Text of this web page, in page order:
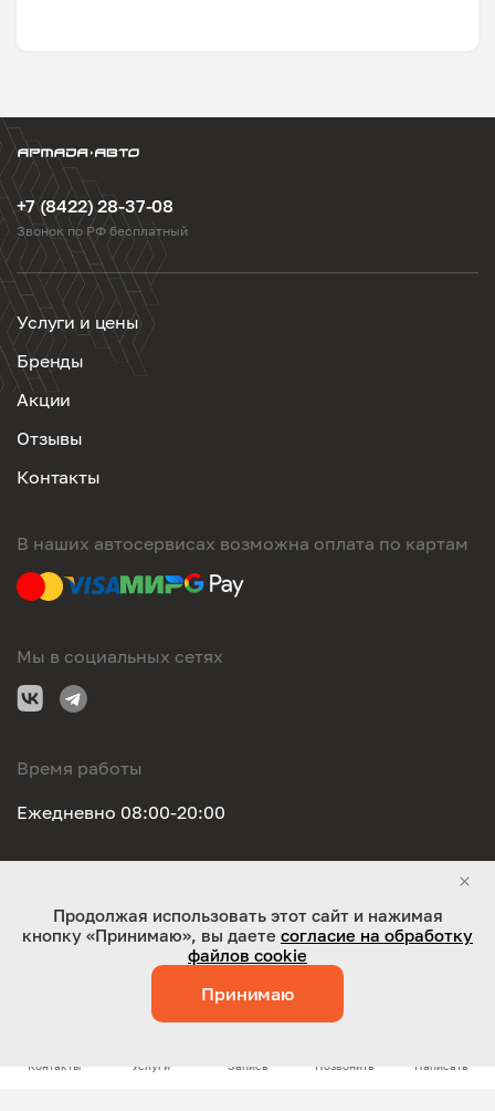
Контакты Услуги Запись Позвонить Написать
+7 (8422) 28-37-08
Звонок по РФ бесплатный
Услуги и цены
Бренды
Акции
Отзывы
Контакты
В наших автосервисах возможна оплата по картам
Мы в социальных сетях
Время работы
Ежедневно 08:00-20:00
ООО "Оригинал-сервис". Все права защищены 2026
Работает на технологиях:Jaky
Продолжая использовать этот сайт и нажимая
кнопку «Принимаю», вы даете согласие на обработку
файлов cookie
Принимаю